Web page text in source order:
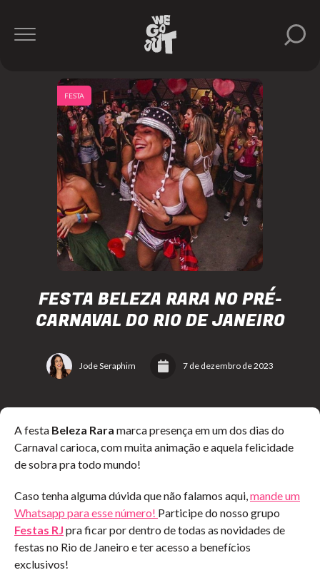
FESTA BELEZA RARA NO PRÉ-
CARNAVAL DO RIO DE JANEIRO
Jode Seraphim 7 de dezembro de 2023
FESTA
A festa Beleza Rara marca presença em um dos dias do
Carnaval carioca, com muita animação e aquela felicidade
de sobra pra todo mundo!
Caso tenha alguma dúvida que não falamos aqui,mande um
Whatsapp para esse número! Participe do nosso grupo
Festas RJ pra ficar por dentro de todas as novidades de
festas no Rio de Janeiro e ter acesso a benefícios
exclusivos!